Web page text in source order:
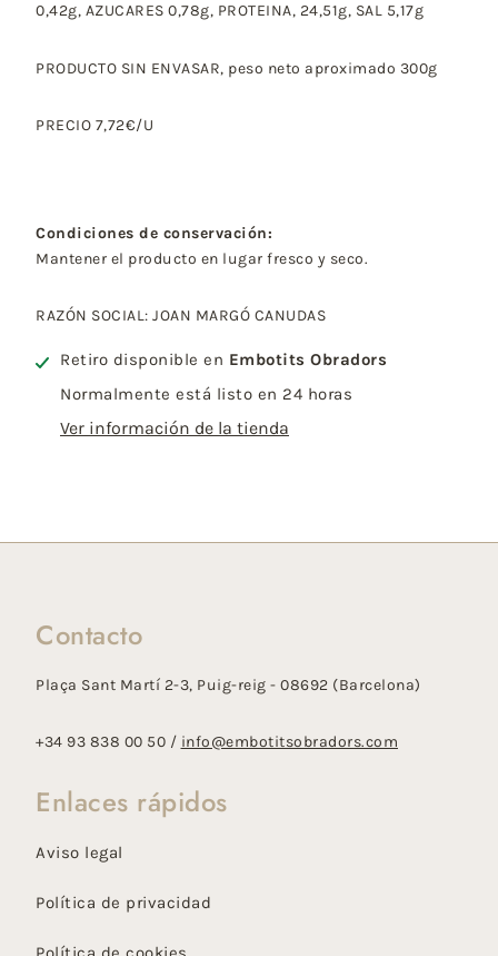
0,42g, AZUCARES 0,78g, PROTEINA, 24,51g, SAL 5,17g
PRODUCTO SIN ENVASAR, peso neto aproximado 300g
PRECIO 7,72€/U
Condiciones de conservación:
Mantener el producto en lugar fresco y seco.
RAZÓN SOCIAL: JOAN MARGÓ CANUDAS
Retiro disponible en Embotits Obradors
Normalmente está listo en 24 horas
Ver información de la tienda
Contacto
Plaça Sant Martí 2-3, Puig-reig - 08692 (Barcelona)
+34 93 838 00 50 / info@embotitsobradors.com
Enlaces rápidos
Aviso legal
Política de privacidad